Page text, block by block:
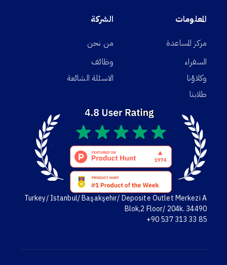
المعلومات
مركز المساعدة
السفراء
وكلاؤنا
طلابنا
الشركة
من نحن
وظائف
الاسئلة الشائعة
Turkey/ Istanbul/ Başakşehir/ Deposite Outlet Merkezi A
Blok,2 Floor/ 204k. 34490
+90 537 313 33 85